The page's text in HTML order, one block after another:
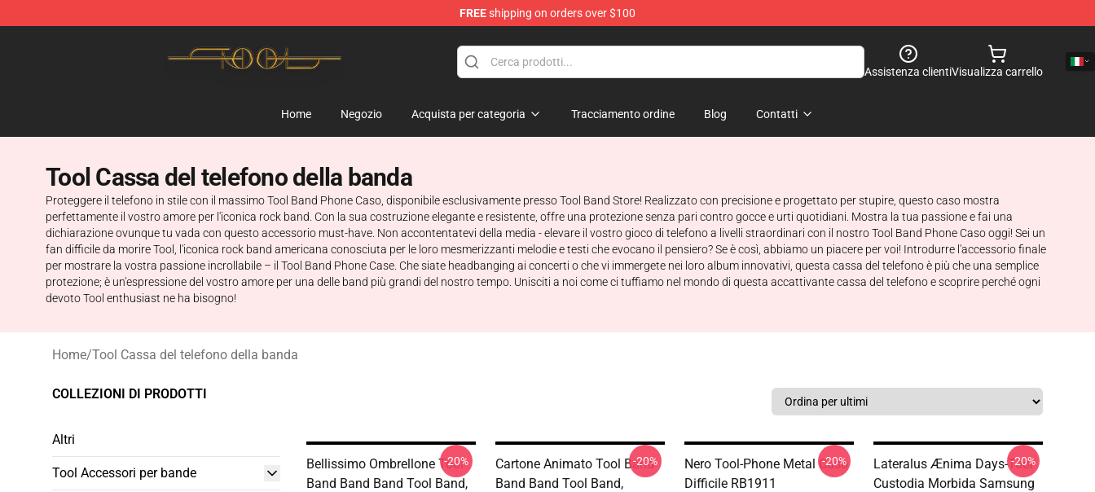
FREEshipping on orders over $100
Assistenza clientiVisualizza carrello
Home Negozio Acquista per categoria Tracciamento ordine Blog Contatti
Tool Cassa del telefono della banda
Proteggere il telefono in stile con il massimo Tool Band Phone Caso, disponibile esclusivamente presso Tool Band Store! Realizzato con precisione e progettato per stupire, questo caso mostra
perfettamente il vostro amore per l'iconica rock band. Con la sua costruzione elegante e resistente, offre una protezione senza pari contro gocce e urti quotidiani. Mostra la tua passione e fai una
dichiarazione ovunque tu vada con questo accessorio must-have. Non accontentatevi della media - elevare il vostro gioco di telefono a livelli straordinari con il nostro Tool Band Phone Caso oggi! Sei un
fan difficile da morire Tool, l'iconica rock band americana conosciuta per le loro mesmerizzanti melodie e testi che evocano il pensiero? Se è così, abbiamo un piacere per voi! Introdurre l'accessorio finale
per mostrare la vostra passione incrollabile – il Tool Band Phone Case. Che siate headbanging ai concerti o che vi immergete nei loro album innovativi, questa cassa del telefono è più che una semplice
protezione; è un'espressione del vostro amore per una delle band più grandi del nostro tempo. Unisciti a noi come ci tuffiamo nel mondo di questa accattivante cassa del telefono e scoprire perché ogni
devoto Tool enthusiast ne ha bisogno!
Home/Tool Cassa del telefono della banda
COLLEZIONI DI PRODOTTI
Altri
Tool Accessori per bande
Bellissimo Ombrellone Tool
Band Band Band Tool Band,
-20%
Cartone Animato Tool Band
Band Band Tool Band,
-20%
Nero Tool-Phone Metal Caso
Difficile RB1911
-20%
Lateralus Ænima Days-Tool
Custodia Morbida Samsung
-20%